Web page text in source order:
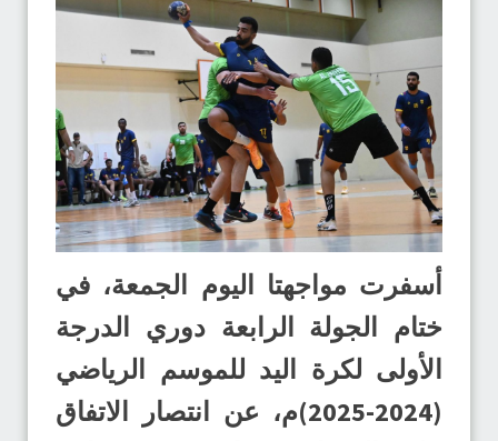
أسفرت مواجهتا اليوم الجمعة، في
ختام الجولة الرابعة دوري الدرجة
الأولى لكرة اليد للموسم الرياضي
(2024-2025)م، عن انتصار الاتفاق